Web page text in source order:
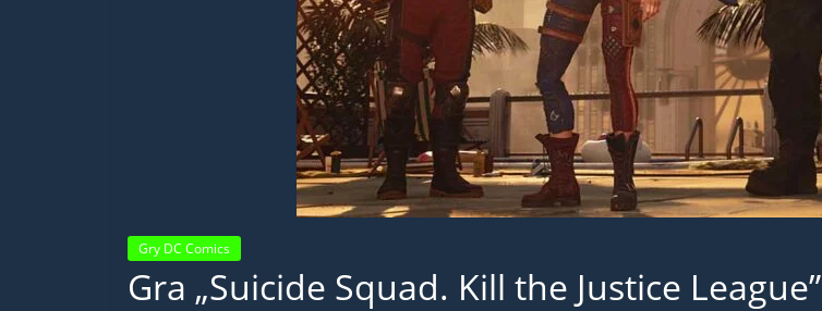
Gry DC Comics
Gra „Suicide Squad. Kill the Justice League”